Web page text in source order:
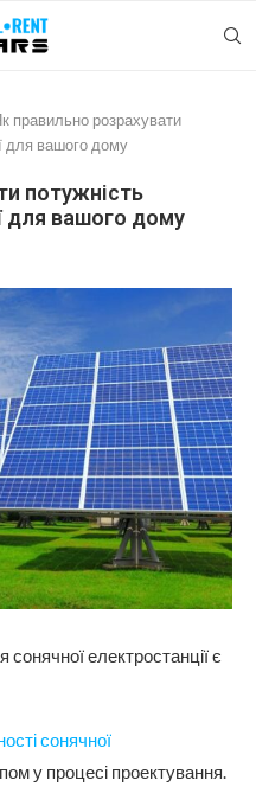
правильно розрахувати
для вашого дому
потужність
для вашого дому
електростанції є
сонячної
у процесі проектування.